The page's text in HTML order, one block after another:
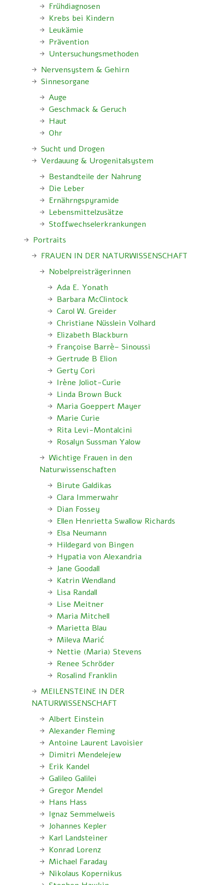
Frühdiagnosen
Krebs bei Kindern
Leukämie
Prävention
Untersuchungsmethoden
Nervensystem & Gehirn
Sinnesorgane
Auge
Geschmack & Geruch
Haut
Ohr
Sucht und Drogen
Verdauung & Urogenitalsystem
Bestandteile der Nahrung
Die Leber
Ernährngspyramide
Lebensmittelzusätze
Stoffwechselerkrankungen
Portraits
FRAUEN IN DER NATURWISSENSCHAFT
Nobelpreisträgerinnen
Ada E. Yonath
Barbara McClintock
Carol W. Greider
Christiane Nüsslein Volhard
Elizabeth Blackburn
Françoise Barrè– Sinoussi
Gertrude B Elion
Gerty Cori
Irène Joliot-Curie
Linda Brown Buck
Maria Goeppert Mayer
Marie Curie
Rita Levi-Montalcini
Rosalyn Sussman Yalow
Wichtige Frauen in den
Naturwissenschaften
Birute Galdikas
Clara Immerwahr
Dian Fossey
Ellen Henrietta Swallow Richards
Elsa Neumann
Hildegard von Bingen
Hypatia von Alexandria
Jane Goodall
Katrin Wendland
Lisa Randall
Lise Meitner
Maria Mitchell
Marietta Blau
Mileva Marić
Nettie (Maria) Stevens
Renee Schröder
Rosalind Franklin
MEILENSTEINE IN DER
NATURWISSENSCHAFT
Albert Einstein
Alexander Fleming
Antoine Laurent Lavoisier
Dimitri Mendelejew
Erik Kandel
Galileo Galilei
Gregor Mendel
Hans Hass
Ignaz Semmelweis
Johannes Kepler
Karl Landsteiner
Konrad Lorenz
Michael Faraday
Nikolaus Kopernikus